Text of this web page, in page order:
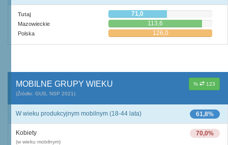
Tutaj 71,0
Mazowieckie 113,6
Polska 126,0
% 123
MOBILNE GRUPY WIEKU
(Źródło: GUS, NSP 2021)
61,8%
W wieku produkcyjnym mobilnym (18-44 lata)
70,0%
Kobiety
(w wieku mobilnym)